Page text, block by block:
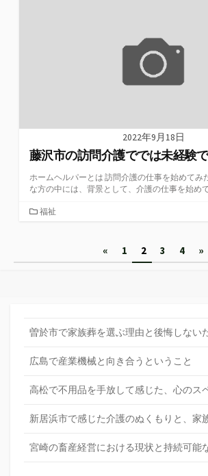
2022年9月18日
藤沢市の訪問介護ででは未経験
ホームヘルパーとは 訪問介護の仕事を始めてみ
な方の中には、背景として、介護の仕事を始め
カ
ー
福祉
« 1 2 3 4 »
曽於市で家族葬を選ぶ理由と後悔しない
広島で産業機械と向き合うということ
高松で不用品を手放して感じた、心のス
新居浜市で感じた介護のぬくもりと、家
宮崎の畜産経営における現状と持続可能